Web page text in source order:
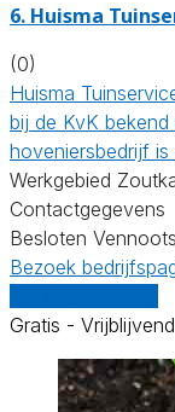
6. Huisma
(0)
Huisma
bij de KvK
hoveniersbedrijf
Werkgebied
Contactgegevens
Besloten
Bezoek
Gratis - Vrijblijvend